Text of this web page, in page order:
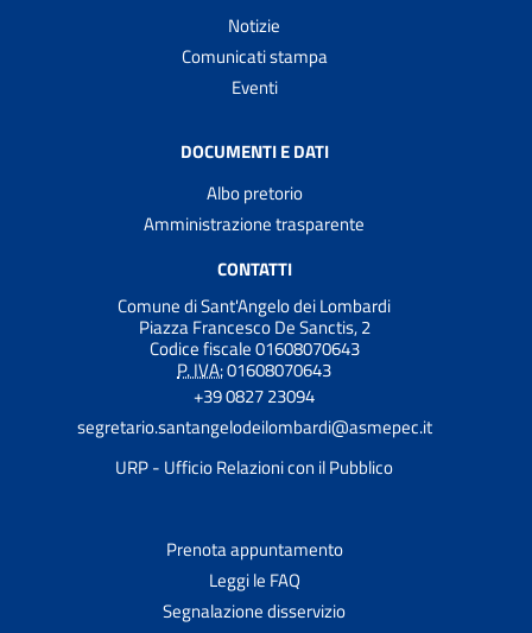
Notizie
Comunicati stampa
Eventi
DOCUMENTI E DATI
Albo pretorio
Amministrazione trasparente
CONTATTI
Comune di Sant'Angelo dei Lombardi
Piazza Francesco De Sanctis, 2
Codice fiscale 01608070643
P. IVA:01608070643
+39 0827 23094
segretario.santangelodeilombardi@asmepec.it
URP - Ufficio Relazioni con il Pubblico
Prenota appuntamento
Leggi le FAQ
Segnalazione disservizio